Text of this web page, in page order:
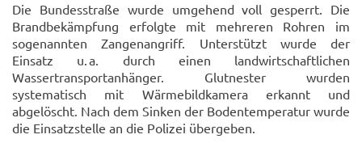
Die Bundesstraße wurde umgehend voll gesperrt. Die
Brandbekämpfung erfolgte mit mehreren Rohren im
sogenannten Zangenangriff. Unterstützt wurde der
Einsatz u. a. durch einen landwirtschaftlichen
Wassertransportanhänger. Glutnester wurden
systematisch mit Wärmebildkamera erkannt und
abgelöscht. Nach dem Sinken der Bodentemperatur wurde
die Einsatzstelle an die Polizei übergeben.